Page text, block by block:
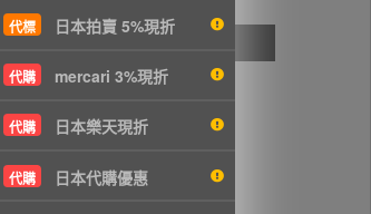
代標 日本拍賣 5%現折
代購 mercari 3%現折
代購 日本樂天現折
代購 日本代購優惠